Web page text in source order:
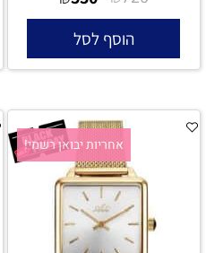
הוסף לסל
אחריות יבואן רשמי!